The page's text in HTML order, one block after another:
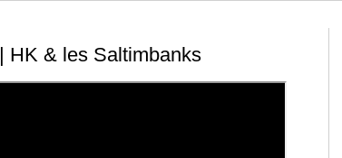
HK & les Saltimbanks